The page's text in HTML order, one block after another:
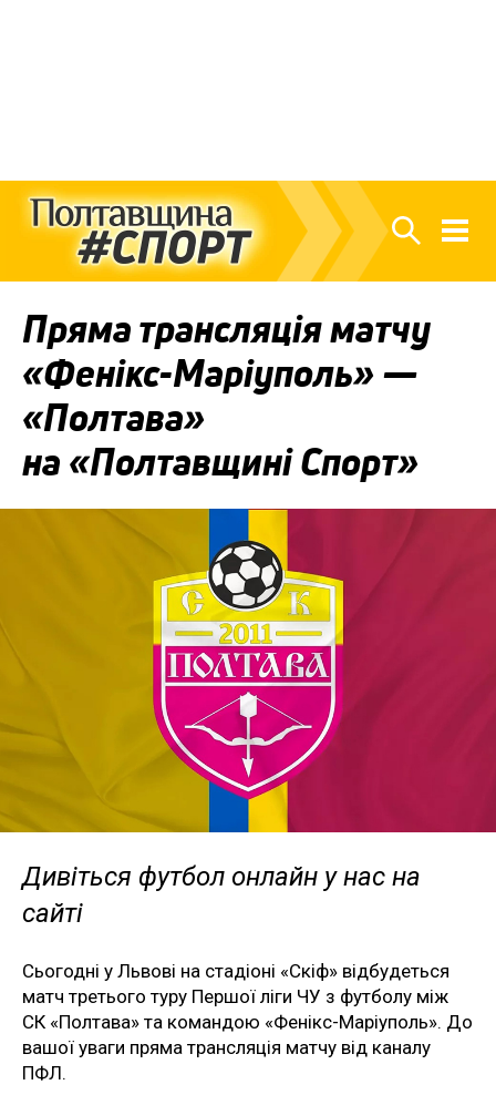
Пряма трансляція матчу
«Фенікс-Маріуполь» —
«Полтава»
на «Полтавщині Спорт»
Дивіться футбол онлайн у нас на
сайті
Сьогодні у Львові на стадіоні «Скіф» відбудеться
матч третього туру Першої ліги ЧУ з футболу між
СК «Полтава» та командою «Фенікс-Маріуполь». До
вашої уваги пряма трансляція матчу від каналу
ПФЛ.